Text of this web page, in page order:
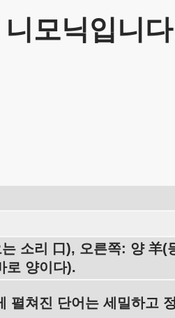
모닉입니
소리 口), 오른쪽: 양 羊(
로 양이다).
펼쳐진 단어는 세밀하고